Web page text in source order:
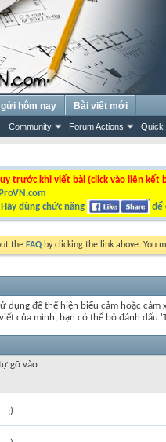
Community Forum Actions Quick
gửi hôm nay Bài viết mới
trước khi viết bài (click vào liên kết
dùng chức năng để
the FAQ by clicking the link above. You
dụng để thể hiện biểu cảm hoặc
của mình, bạn có thể bỏ đánh
gõ vào
;)